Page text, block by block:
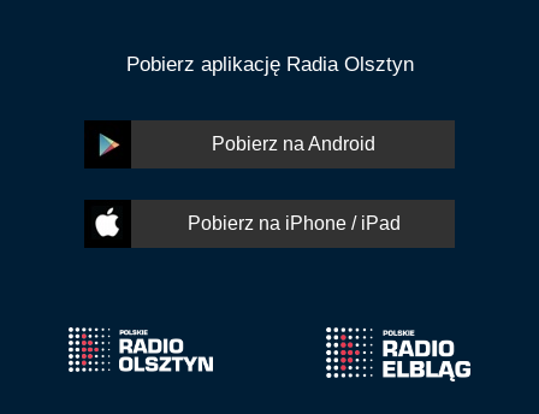
Pobierz aplikację Radia Olsztyn
Pobierz na Android
Pobierz na iPhone / iPad